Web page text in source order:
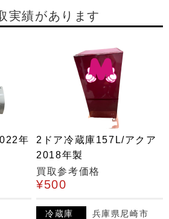
実績があります
年
2ドア冷蔵庫157L/アクア
2018年製
買取参考価格
¥500
冷蔵庫 兵庫県尼崎市